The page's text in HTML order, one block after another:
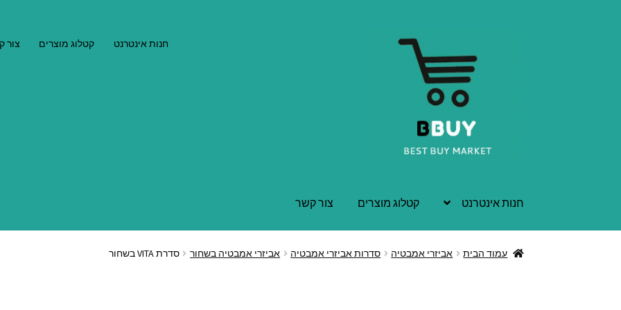
חנות אינטרנט קטלוג מוצרים צור
חנות אינטרנט קטלוג מוצרים צור קשר
עמוד הבית אביזרי אמבטיה סדרות אביזרי אמבטיה אביזרי אמבטיה בשחור סדרת VITA בשחור